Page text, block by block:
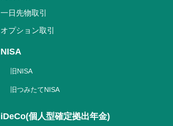
一日先物取引
オプション取引
NISA
旧NISA
旧つみたてNISA
iDeCo(個人型確定拠出年金)